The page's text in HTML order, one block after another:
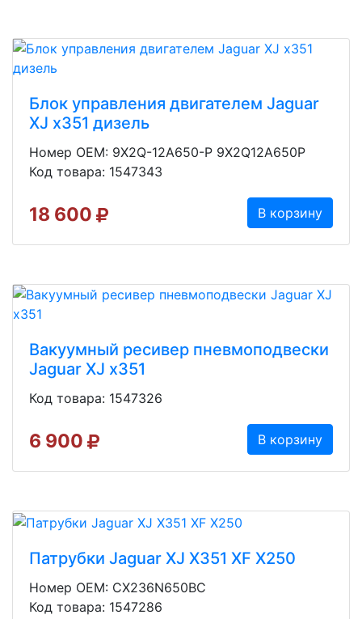
Блок управления двигателем Jaguar
XJ x351 дизель
Номер OEM: 9X2Q-12A650-P 9X2Q12A650P
Код товара: 1547343
18 600 В корзину
Вакуумный ресивер пневмоподвески
Jaguar XJ x351
Код товара: 1547326
6 900 В корзину
Патрубки Jaguar XJ X351 XF X250
Номер OEM: CX236N650BC
Код товара: 1547286